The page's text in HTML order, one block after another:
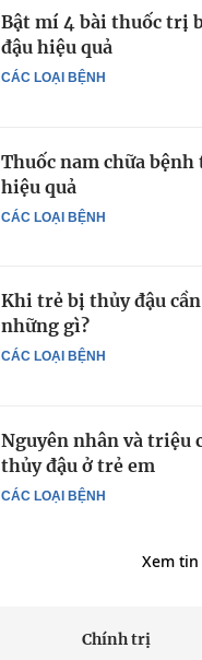
CÁC LOẠI BỆNH
Bật mí 4 bài thuốc trị
đậu hiệu quả
CÁC LOẠI BỆNH
Thuốc nam chữa bệnh
hiệu quả
CÁC LOẠI BỆNH
Khi trẻ bị thủy đậu
những gì?
CÁC LOẠI BỆNH
Nguyên nhân và triệu
thủy đậu ở trẻ em
Xem
Chính trị